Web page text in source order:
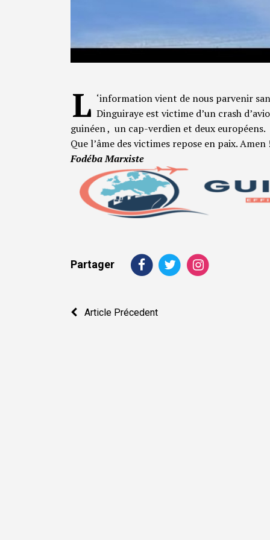
L ‘information vient de nous parvenir
Dinguiraye est victime d’un crash
guinéen , un cap-verdien et deux européens.
Que l’âme des victimes repose en paix. Amen !
Fodéba Marxiste
Partager
Navigation
Article Précedent